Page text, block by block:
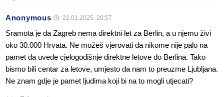
Anonymous 22.01.2025. 20:57
Sramota je da Zagreb nema direktni let za Berlin, a u njemu živi
oko 30.000 Hrvata. Ne možeš vjerovati da nikome nije palo na
pamet da uvede cjelogodišnje direktne letove do Berlina. Tako
bismo bili centar za letove, umjesto da nam to preuzme Ljubljana.
Ne znam gdje je pamet ljudima koji bi na to mogli utjecati?